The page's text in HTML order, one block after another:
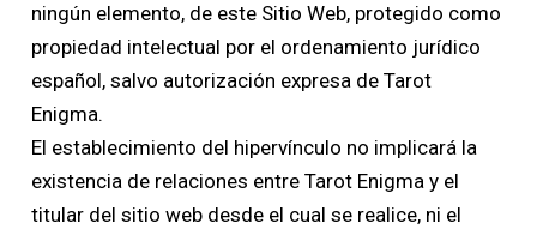
ningún elemento, de este Sitio Web, protegido como
propiedad intelectual por el ordenamiento jurídico
español, salvo autorización expresa de Tarot
Enigma.
El establecimiento del hipervínculo no implicará la
existencia de relaciones entre Tarot Enigma y el
titular del sitio web desde el cual se realice, ni el